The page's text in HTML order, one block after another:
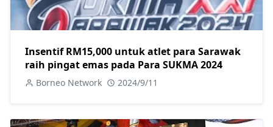
Insentif RM15,000 untuk atlet para Sarawak
raih pingat emas pada Para SUKMA 2024
Borneo Network 2024/9/11